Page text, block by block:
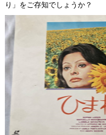
り」をご存知でしょうか？